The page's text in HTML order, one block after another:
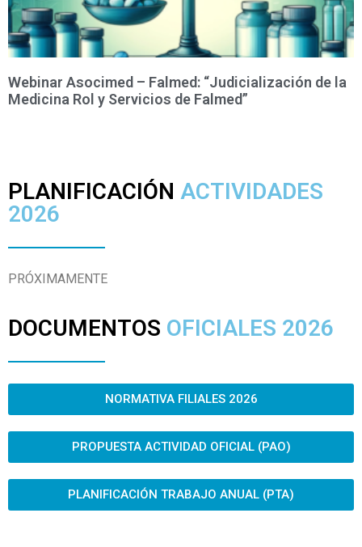
Webinar Asocimed – Falmed: “Judicialización de la
Medicina Rol y Servicios de Falmed”
PLANIFICACIÓN ACTIVIDADES
2026
PRÓXIMAMENTE
DOCUMENTOS OFICIALES 2026
NORMATIVA FILIALES 2026
PROPUESTA ACTIVIDAD OFICIAL (PAO)
PLANIFICACIÓN TRABAJO ANUAL (PTA)